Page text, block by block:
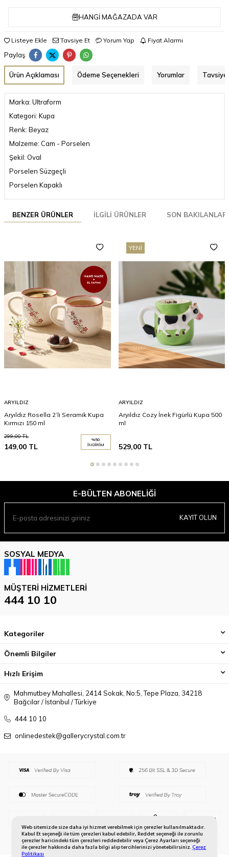
Web sitemizde size daha iyi hizmet verebilmek için çerezler kullanılmaktadır.
Kabul Et seçeneği ile tüm çerezleri kabul edebilir, Reddet seçeneği ile zorunlu
çerezler haricindeki tüm çerezleri reddedebilir veya Çerez Ayarları seçeneği
ile çerezler hakkında daha fazla bilgi alıp tercihlerinizi yönetebilirsiniz.Çerez
Politikası
HANGI MAĞAZADA VAR
Listeye Ekle Tavsiye Et Yorum Yap Fiyat Alarmı
Paylaş
Ürün Açıklaması Ödeme Seçenekleri Yorumlar Tavsiye
Marka: Ultraform
Kategori: Kupa
Renk: Beyaz
Malzeme: Cam - Porselen
Şekil: Oval
Porselen Süzgeçli
Porselen Kapaklı
BENZER ÜRÜNLER İLGILI ÜRÜNLER SON BAKILANLAR
ARYILDIZ
Aryıldız Rosella 2’li Seramik Kupa
Kırmızı 150 ml
299,00TL
149,00 TL
%50
İNDIRIM
YENI
ARYILDIZ
Aryıldız Cozy İnek Figürlü Kupa 500
ml
529,00TL
E-BÜLTEN ABONELIĞI
KAYIT OLUN
SOSYAL MEDYA
MÜŞTERI HIZMETLERI
444 10 10
Kategoriler
Önemli Bilgiler
Hızlı Erişim
Mahmutbey Mahallesi, 2414 Sokak, No:5, Tepe Plaza, 34218
Bağcılar / İstanbul / Türkiye
444 10 10
onlinedestek@gallerycrystal.com.tr